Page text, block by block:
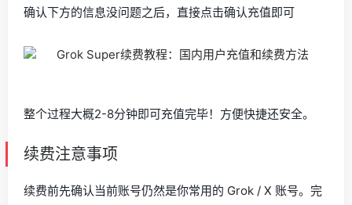
确认下方的信息没问题之后，直接点击确认充值即可
整个过程大概2-8分钟即可充值完毕！方便快捷还安全。
续费注意事项
续费前先确认当前账号仍然是你常用的 Grok / X 账号。完